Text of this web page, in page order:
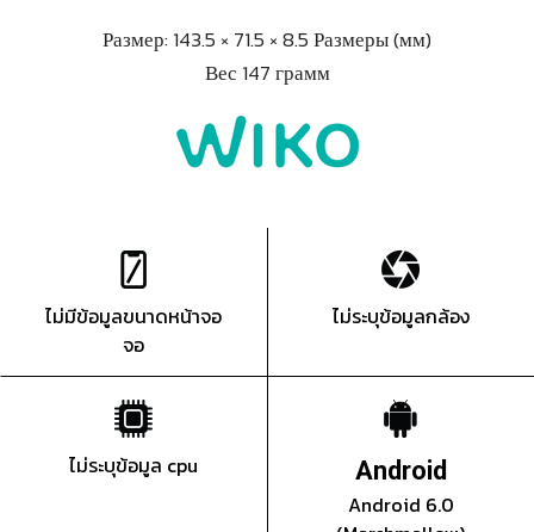
Размер: 143.5 × 71.5 × 8.5 Размеры (мм)
Вес 147 грамм
ไม่มีข้อมูลขนาดหน้าจอ
จอ
ไม่ระบุข้อมูลกล้อง
ไม่ระบุข้อมูล cpu Android
Android 6.0